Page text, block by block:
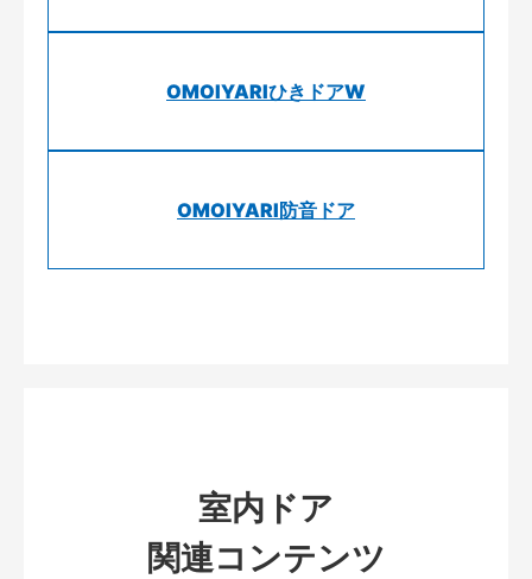
OMOIYARIひきドアW
OMOIYARI防音ドア
室内ドア
関連コンテンツ